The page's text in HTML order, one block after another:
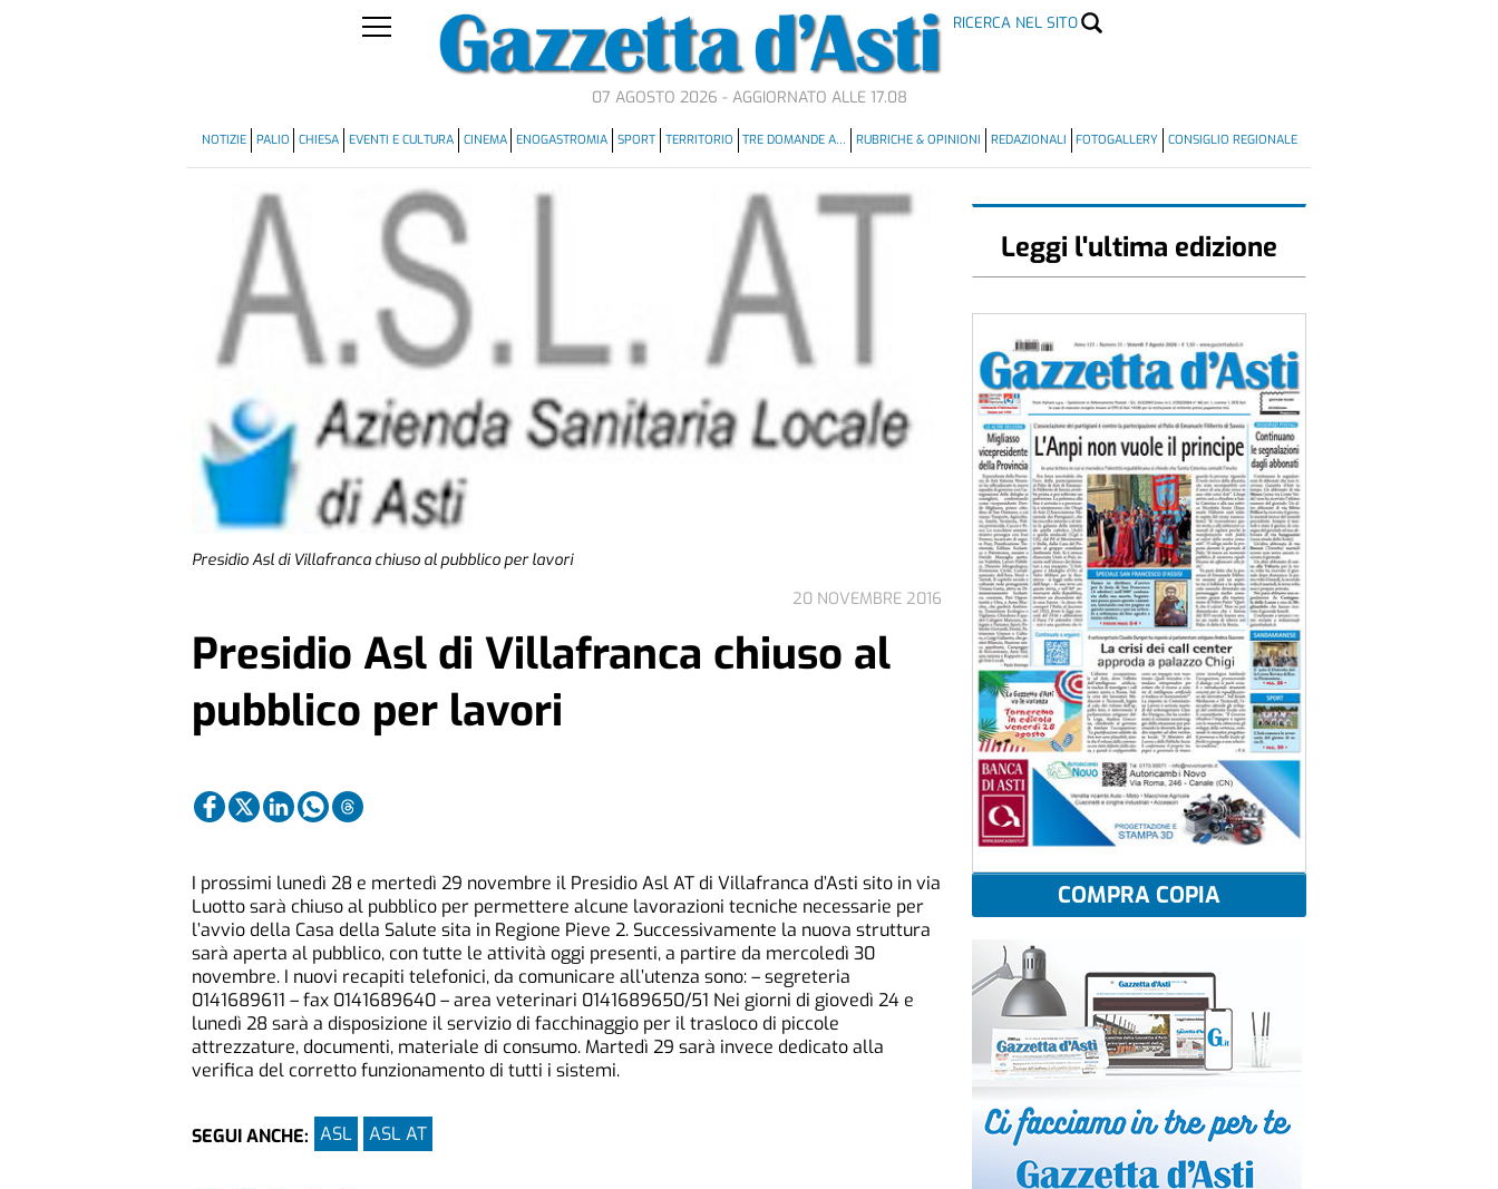
RICERCA NEL SITO
07 AGOSTO 2026 - AGGIORNATO ALLE 17.08
NOTIZIE PALIO CHIESA EVENTI E CULTURA CINEMA ENOGASTROMIA SPORT TERRITORIO TRE DOMANDE A… RUBRICHE & OPINIONI REDAZIONALI FOTOGALLERY CONSIGLIO REGIONALE
Presidio Asl di Villafranca chiuso al pubblico per lavori
20 NOVEMBRE 2016
Presidio Asl di Villafranca chiuso al
pubblico per lavori
I prossimi lunedì 28 e mertedì 29 novembre il Presidio Asl AT di Villafranca d’Asti sito in via
Luotto sarà chiuso al pubblico per permettere alcune lavorazioni tecniche necessarie per
l’avvio della Casa della Salute sita in Regione Pieve 2. Successivamente la nuova struttura
sarà aperta al pubblico, con tutte le attività oggi presenti, a partire da mercoledì 30
novembre. I nuovi recapiti telefonici, da comunicare all’utenza sono: – segreteria
0141689611 – fax 0141689640 – area veterinari 0141689650/51 Nei giorni di giovedì 24 e
lunedì 28 sarà a disposizione il servizio di facchinaggio per il trasloco di piccole
attrezzature, documenti, materiale di consumo. Martedì 29 sarà invece dedicato alla
verifica del corretto funzionamento di tutti i sistemi.
SEGUI ANCHE: ASL ASL AT
Leggi l'ultima edizione
COMPRA COPIA